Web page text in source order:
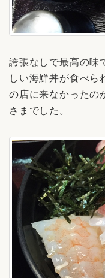
誇張なしで最高の味
しい海鮮丼が食べら
の店に来なかったの
さまでした。